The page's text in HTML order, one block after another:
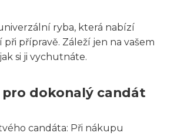
ryba, která nabízí
přípravě. Záleží jen na vašem
si ji vychutnáte.
dokonalý candát
candáta: Při nákupu